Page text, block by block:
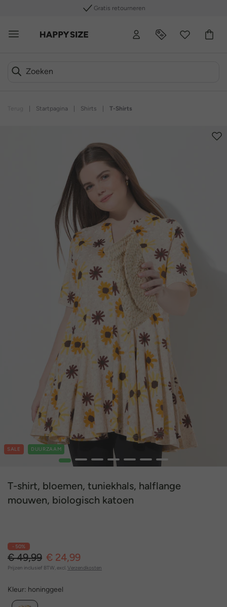
Gratis retourneren
Startpagina Shirts T-Shirts
SALE DUURZAAM
1 2 3 4 5 6 7
T-shirt, bloemen, tuniekhals, halflange
mouwen, biologisch katoen
- 50%
€ 49,99 € 24,99
Prijzen inclusief BTW, excl. Verzendkosten
Kleur: honinggeel